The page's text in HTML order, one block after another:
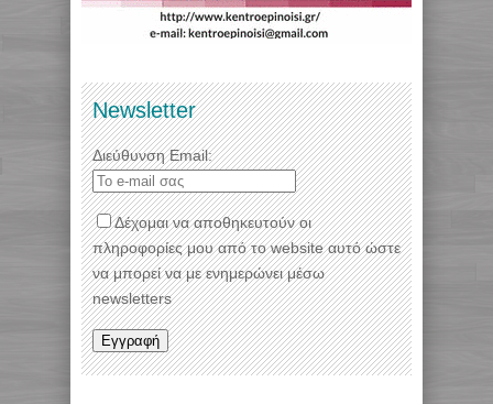
Newsletter
Διεύθυνση Email:
Δέχομαι να αποθηκευτούν οι
πληροφορίες μου από το website αυτό ώστε
να μπορεί να με ενημερώνει μέσω
newsletters